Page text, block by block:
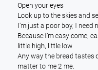
Open your eyes
Look up to the skies and
I’m just a poor boy, I need
Because I’m easy come,
little high, little low
Any way the bread tastes
matter to me 2 me.